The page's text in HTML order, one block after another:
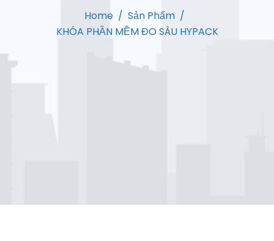
Home
Sản Phẩm
KHÓA PHẦN MỀM ĐO SÂU HYPACK